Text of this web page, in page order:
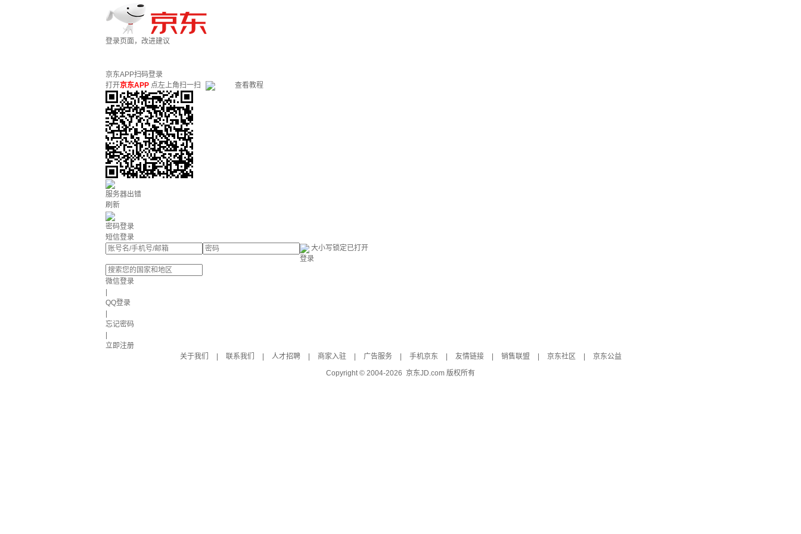
登录页面，改进建议
京东APP扫码登录
打开京东APP 点左上角扫一扫 查看教程
服务器出错
刷新
密码登录
短信登录
大小写锁定已打开
登录
微信登录
QQ登录
忘记密码
立即注册
关于我们
联系我们 人才招聘 商家入驻 广告服务 手机京东 友情链接 销售联盟 京东社区
京东公益
Copyright © 2004-2026 京东JD.com 版权所有